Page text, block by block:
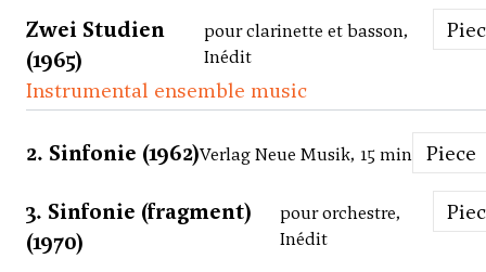
Zwei Studien
(1965)
pour clarinette et basson,
Inédit
Instrumental ensemble music
2. Sinfonie (1962)Verlag Neue Musik, 15 min Piece
3. Sinfonie (fragment)
(1970)
pour orchestre,
Inédit